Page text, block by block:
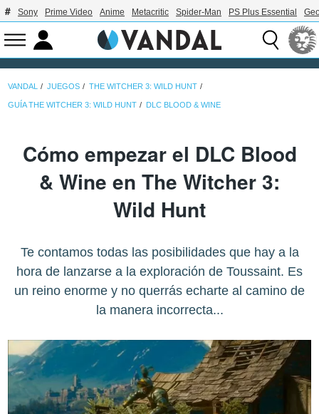
Sony Prime Video Anime Metacritic Spider-Man PS Plus Essential
VANDAL JUEGOS THE WITCHER 3: WILD HUNT
GUÍA THE WITCHER 3: WILD HUNT DLC BLOOD & WINE
Cómo empezar el DLC Blood
& Wine en The Witcher 3:
Wild Hunt
Te contamos todas las posibilidades que hay a la
hora de lanzarse a la exploración de Toussaint. Es
un reino enorme y no querrás echarte al camino de
la manera incorrecta...